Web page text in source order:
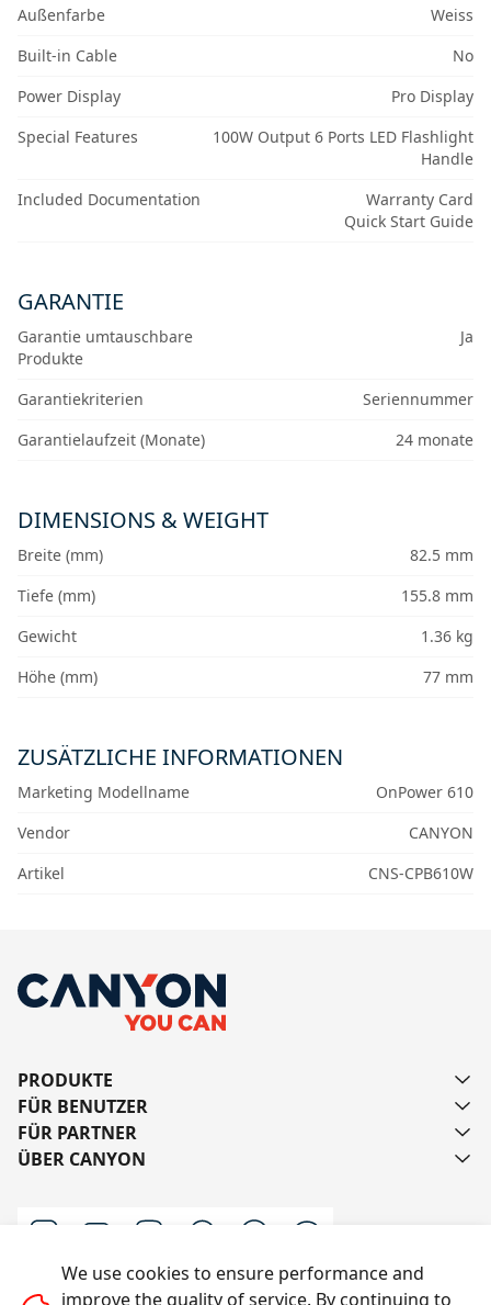
Außenfarbe
Weiss
Built-in Cable
No
Power Display
Pro Display
Special Features
100W Output 6 Ports LED Flashlight
Handle
Included Documentation
Warranty Card
Quick Start Guide
GARANTIE
Garantie umtauschbare
Produkte
Ja
Garantiekriterien
Seriennummer
Garantielaufzeit (Monate)
24 monate
DIMENSIONS & WEIGHT
Breite (mm)
82.5 mm
Tiefe (mm)
155.8 mm
Gewicht
1.36 kg
Höhe (mm)
77 mm
ZUSÄTZLICHE INFORMATIONEN
Marketing Modellname
OnPower 610
Vendor
CANYON
Artikel
CNS-CPB610W
PRODUKTE
FÜR BENUTZER
FÜR PARTNER
ÜBER CANYON
We use cookies to ensure performance and
improve the quality of service. By continuing to